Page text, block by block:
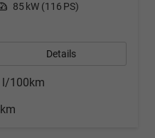
Leistung 85 kW (116 PS)
Details
l/100km